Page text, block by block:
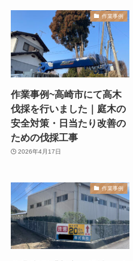
作業事例
作業事例~高崎市にて高木
伐採を行いました｜庭木の
安全対策・日当たり改善の
ための伐採工事
2026年4月17日
作業事例